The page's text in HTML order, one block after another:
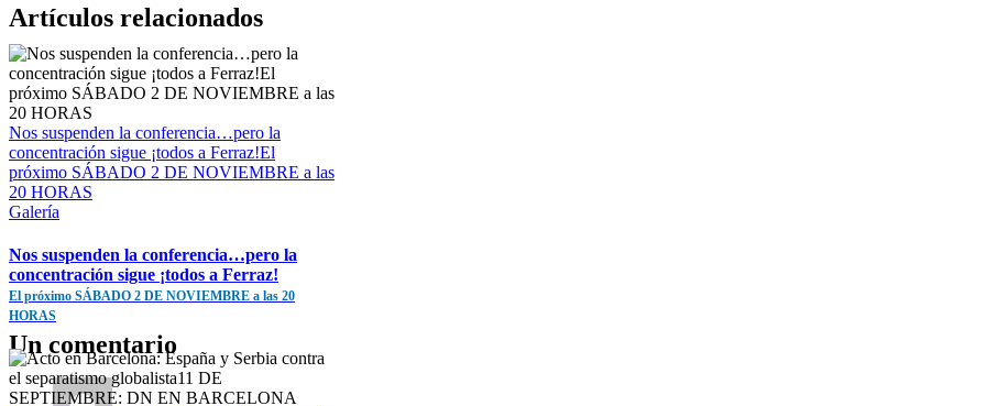
Artículos relacionados
Nos suspenden la conferencia…pero la
concentración sigue ¡todos a Ferraz!El
próximo SÁBADO 2 DE NOVIEMBRE a las
20 HORAS
Galería
Nos suspenden la conferencia…pero la
concentración sigue ¡todos a Ferraz!
El próximo SÁBADO 2 DE NOVIEMBRE a las 20
HORAS
Un comentario